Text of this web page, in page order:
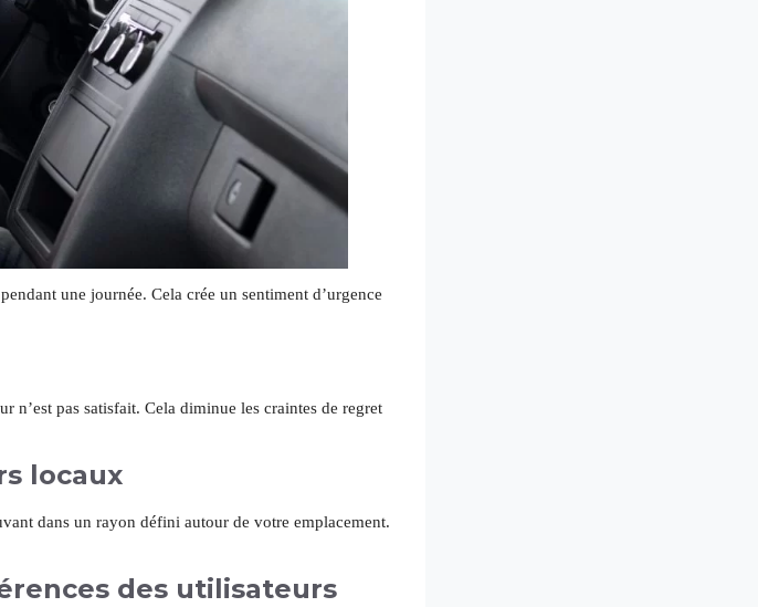
une journée. Cela crée un sentiment d’urgence
n’est pas satisfait. Cela diminue les craintes de regret
locaux
dans un rayon défini autour de votre emplacement.
des utilisateurs